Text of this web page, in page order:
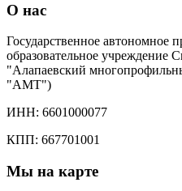
О нас
Государственное автономное
образовательное учреждение
"Алапаевский
"АМТ")
ИНН: 6601000077
КПП: 667701001
Мы на карте